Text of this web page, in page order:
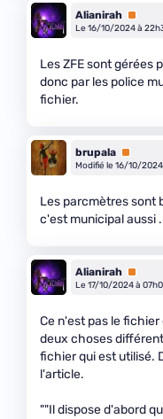
Alianirah Premium
Le 16/10/2024 à
Les ZFE sont gérées
donc par les police
fichier.
brupala Premium
Modifié le 16/10/
Les parcmètres sont
c'est municipal aussi
Alianirah Premium
Le 17/10/2024 à
Ce n'est pas le
deux choses
fichier qui est utilisé.
l'article.
""Il dispose d'abord